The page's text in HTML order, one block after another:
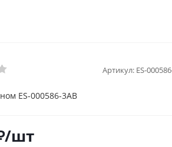
Артикул: ES-
ES-000586-3AB
/шт